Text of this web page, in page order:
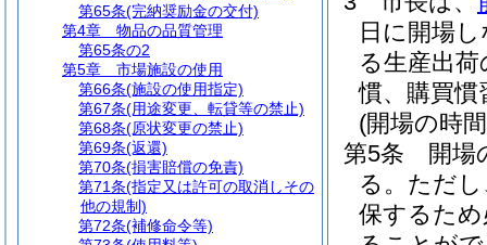
日に開場
る生産出
慣、購買
(開場の時
第5条
開場
る。 ただ
保するた
第65条(完納奨励金の交付)
第4章
物品の品質管理
第65条の2
第5章
市場施設の使用
第66条(施設の使用指定)
第67条(用途変更、転貸等の禁止)
第68条(原状変更の禁止)
第69条(返還)
第70条(損害賠償の免責)
第71条(指定又は許可の取消しその
他の規制)
第72条(補修命令等)